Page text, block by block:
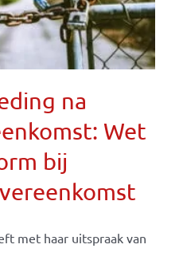
na
Wet
bij
met haar uitspraak van